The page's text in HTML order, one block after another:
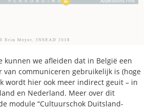
kunnen we afleiden dat in België een
communiceren gebruikelijk is (hoge
wordt hier ook meer indirect geuit – in
en Nederland. Meer over dit
module “Cultuurschok Duitsland-